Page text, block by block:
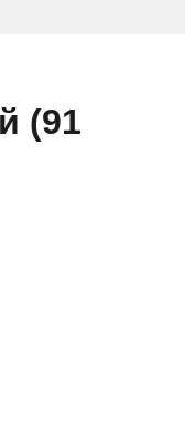
(91